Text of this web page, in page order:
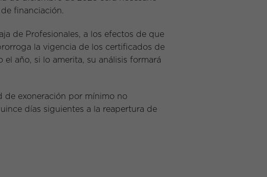
financiación.
de Profesionales, a los efectos de que
la vigencia de los certificados de
año, si lo amerita, su análisis formará
de exoneración por mínimo no
días siguientes a la reapertura de